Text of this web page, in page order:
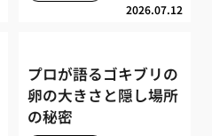
2026.07.12
プロが語るゴキブリの
卵の大きさと隠し場所
の秘密